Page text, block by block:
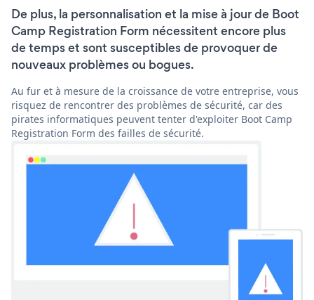
De plus, la personnalisation et la mise à jour de Boot
Camp Registration Form nécessitent encore plus
de temps et sont susceptibles de provoquer de
nouveaux problèmes ou bogues.
Au fur et à mesure de la croissance de votre entreprise, vous
risquez de rencontrer des problèmes de sécurité, car des
pirates informatiques peuvent tenter d'exploiter Boot Camp
Registration Form des failles de sécurité.